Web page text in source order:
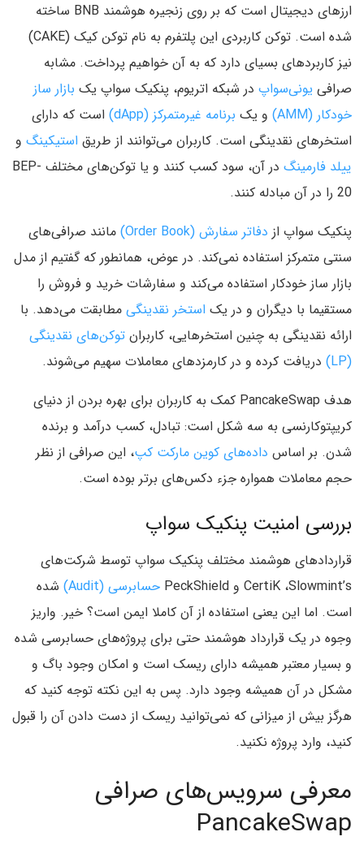
ارزهای دیجیتال است که بر روی زنجیره هوشمند BNB ساخته
شده است. توکن کاربردی این پلتفرم به نام توکن کیک (CAKE)
نیز کاربردهای بسیای دارد که به آن خواهیم پرداخت. مشابه
صرافی یونی‌سواپ در شبکه اتریوم، پنکیک سواپ یک بازار ساز
خودکار (AMM)
و یک برنامه غیرمتمرکز (dApp)
است که دارای
استخرهای نقدینگی است. کاربران می‌توانند از طریق استیکینگ و
ییلد فارمینگ
در آن، سود کسب کنند و یا توکن‌های مختلف BEP-
20 را در آن مبادله کنند.
پنکیک سواپ از دفاتر سفارش (Order Book)
مانند صرافی‌های
سنتی متمرکز استفاده نمی‌کند. در عوض، همانطور که گفتیم از مدل
بازار ساز خودکار استفاده می‌کند و سفارشات خرید و فروش را
مستقیما با دیگران و در یک استخر نقدینگی مطابقت می‌دهد. با
ارائه نقدینگی به چنین استخرهایی، کاربران توکن‌های نقدینگی
(LP)
دریافت کرده و در کارمزدهای معاملات سهیم می‌شوند.
هدف PancakeSwap کمک به کاربران برای بهره بردن از دنیای
کریپتوکارنسی به سه شکل است: تبادل، کسب درآمد و برنده
شدن. بر اساس داده‌های کوین مارکت کپ، این صرافی از نظر
حجم معاملات همواره جزء دکس‌های برتر بوده است.
بررسی امنیت پنکیک سواپ
قراردادهای هوشمند مختلف پنکیک سواپ توسط شرکت‌های
CertiK ،Slowmint’s و PeckShield
حسابرسی (Audit)
شده
است. اما این یعنی استفاده از آن کاملا ایمن است؟ خیر. واریز
وجوه در یک قرارداد هوشمند حتی برای پروژه‌های حسابرسی شده
و بسیار معتبر همیشه دارای ریسک است و امکان وجود باگ و
مشکل در آن همیشه وجود دارد. پس به این نکته توجه کنید که
هرگز بیش از میزانی که نمی‌توانید ریسک از دست دادن آن را قبول
کنید، وارد پروژه نکنید.
معرفی سرویس‌های صرافی
PancakeSwap